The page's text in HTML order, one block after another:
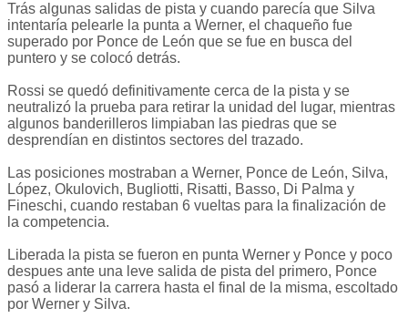
Trás algunas salidas de pista y cuando parecía que Silva
intentaría pelearle la punta a Werner, el chaqueño fue
superado por Ponce de León que se fue en busca del
puntero y se colocó detrás.
Rossi se quedó definitivamente cerca de la pista y se
neutralizó la prueba para retirar la unidad del lugar, mientras
algunos banderilleros limpiaban las piedras que se
desprendían en distintos sectores del trazado.
Las posiciones mostraban a Werner, Ponce de León, Silva,
López, Okulovich, Bugliotti, Risatti, Basso, Di Palma y
Fineschi, cuando restaban 6 vueltas para la finalización de
la competencia.
Liberada la pista se fueron en punta Werner y Ponce y poco
despues ante una leve salida de pista del primero, Ponce
pasó a liderar la carrera hasta el final de la misma, escoltado
por Werner y Silva.